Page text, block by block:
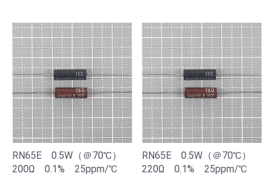
RN65E 0.5W（＠70℃）
200Ω 0.1% 25ppm/℃
RN65E 0.5W（＠70℃）
220Ω 0.1% 25ppm/℃